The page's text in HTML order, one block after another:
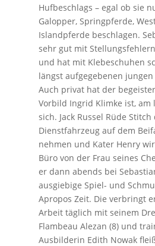
Hufbeschlags – egal ob sie
Galopper, Springpferde,
Islandpferde beschlagen.
sehr gut mit
und hat mit Klebeschuhen
längst aufgegebenen
Auch privat hat der
Vorbild Ingrid Klimke ist, am
sich. Jack Russel Rüde
Dienstfahrzeug auf dem
nehmen und Kater Henry
Büro von der Frau seines
er dann abends bei
ausgiebige Spiel- und
Apropos Zeit. Die verbringt
Arbeit täglich mit seinem
Flambeau Alezan (8) und
Ausbilderin Edith Nowak